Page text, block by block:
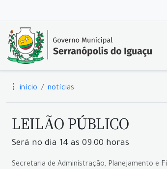
início notícias
LEILÃO PÚBLICO
Será no dia 14 as 09:00 horas
Secretaria de Administração, Planejamento e